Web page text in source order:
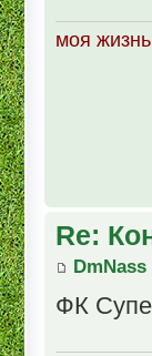
моя
Re:
DmNass
ФК